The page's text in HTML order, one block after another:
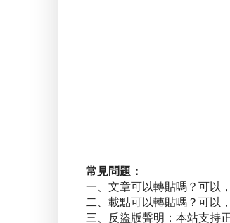
常見問題：
一、文章可以轉貼嗎？可以
二、載點可以轉貼嗎？可以
三、反盜版聲明：本站支持